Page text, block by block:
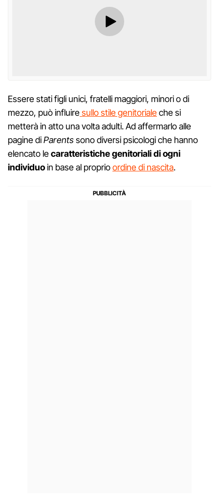
Essere stati figli unici, fratelli maggiori, minori o di
mezzo, può influiresullo stile genitorialeche si
metterà in atto una volta adulti. Ad affermarlo alle
pagine diParentssono diversi psicologi che hanno
elencato lecaratteristiche genitoriali di ogni
individuoin base al proprioordine di nascita.